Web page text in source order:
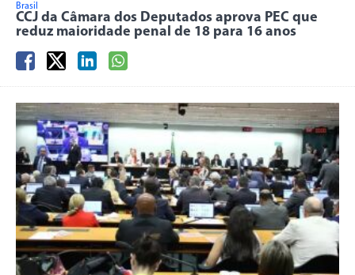
Brasil
CCJ da Câmara dos Deputados aprova PEC que
reduz maioridade penal de 18 para 16 anos